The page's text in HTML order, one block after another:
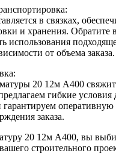
в связках,
и хранения. Обратите
использования
от объема заказа.
20 12м А400
гибкие условия
оперативную
заказа.
20 12м А400, вы
строительного